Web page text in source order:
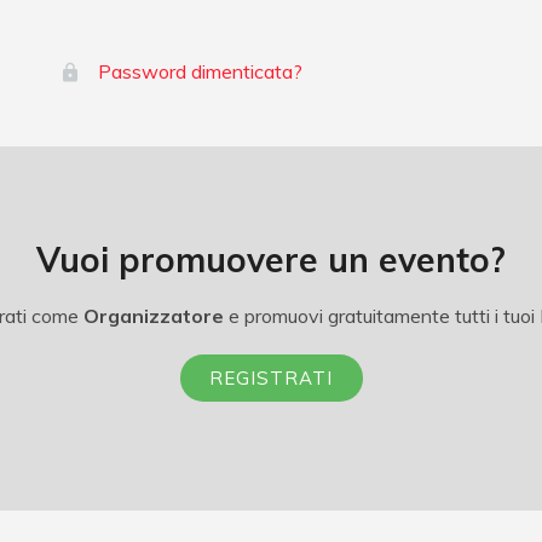
Password dimenticata?
Vuoi promuovere un evento?
come Organizzatore e promuovi gratuitamente tutti i tuoi
REGISTRATI